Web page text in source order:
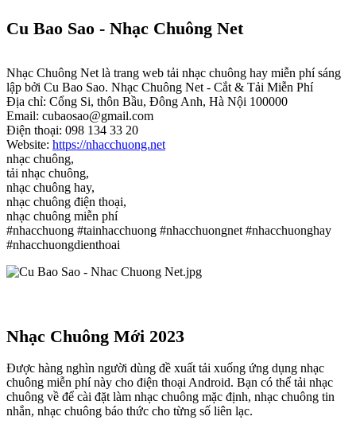
Cu Bao Sao - Nhạc Chuông Net
Nhạc Chuông Net là trang web tải nhạc chuông hay miễn phí sáng
lập bởi Cu Bao Sao. Nhạc Chuông Net - Cắt & Tải Miễn Phí
Địa chỉ: Cổng Si, thôn Bầu, Đông Anh, Hà Nội 100000
Email: cubaosao@gmail.com
Điện thoại: 098 134 33 20
Website: https://nhacchuong.net
nhạc chuông,
tải nhạc chuông,
nhạc chuông hay,
nhạc chuông điện thoại,
nhạc chuông miễn phí
#nhacchuong #tainhacchuong #nhacchuongnet #nhacchuonghay
#nhacchuongdienthoai
Nhạc Chuông Mới 2023
Được hàng nghìn người dùng đề xuất tải xuống ứng dụng nhạc
chuông miễn phí này cho điện thoại Android. Bạn có thể tải nhạc
chuông về để cài đặt làm nhạc chuông mặc định, nhạc chuông tin
nhắn, nhạc chuông báo thức cho từng số liên lạc.